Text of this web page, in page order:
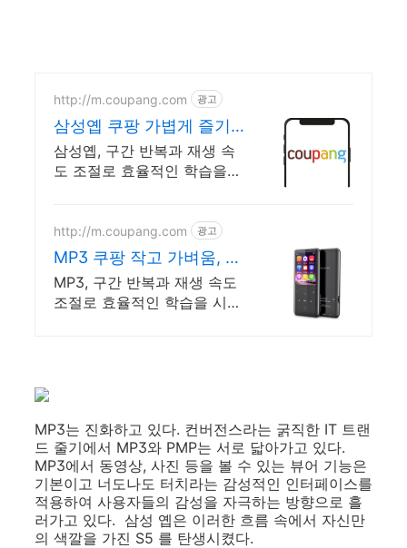
http://m.coupang.com 광고
삼성옙 쿠팡 가볍게 즐기
는 나만의 음악
삼성옙, 구간 반복과 재생 속
도 조절로 효율적인 학습을
무료배송으로 편리하게 만나
보세요.
http://m.coupang.com 광고
MP3 쿠팡 작고 가벼움, 와
우회원 혜택
MP3, 구간 반복과 재생 속도
조절로 효율적인 학습을 시작
MP3는 진화하고 있다. 컨버전스라는 굵직한 IT 트랜
드 줄기에서 MP3와 PMP는 서로 닯아가고 있다.
MP3에서 동영상, 사진 등을 볼 수 있는 뷰어 기능은
기본이고 너도나도 터치라는 감성적인 인터페이스를
적용하여 사용자들의 감성을 자극하는 방향으로 흘
러가고 있다. 삼성 옙은 이러한 흐름 속에서 자신만
의 색깔을 가진 S5 를 탄생시켰다.